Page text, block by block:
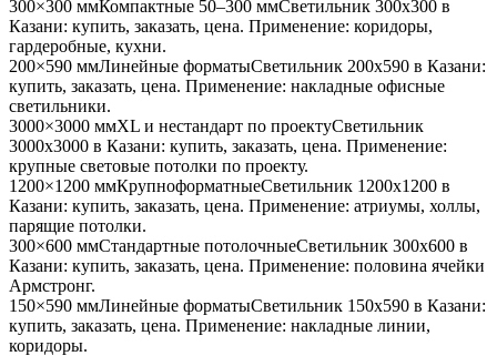
300×300 ммКомпактные 50–300 ммСветильник 300x300 в
Казани: купить, заказать, цена. Применение: коридоры,
гардеробные, кухни.
200×590 ммЛинейные форматыСветильник 200x590 в Казани:
купить, заказать, цена. Применение: накладные офисные
светильники.
3000×3000 ммXL и нестандарт по проектуСветильник
3000x3000 в Казани: купить, заказать, цена. Применение:
крупные световые потолки по проекту.
1200×1200 ммКрупноформатныеСветильник 1200x1200 в
Казани: купить, заказать, цена. Применение: атриумы, холлы,
парящие потолки.
300×600 ммСтандартные потолочныеСветильник 300x600 в
Казани: купить, заказать, цена. Применение: половина ячейки
Армстронг.
150×590 ммЛинейные форматыСветильник 150x590 в Казани:
купить, заказать, цена. Применение: накладные линии,
коридоры.